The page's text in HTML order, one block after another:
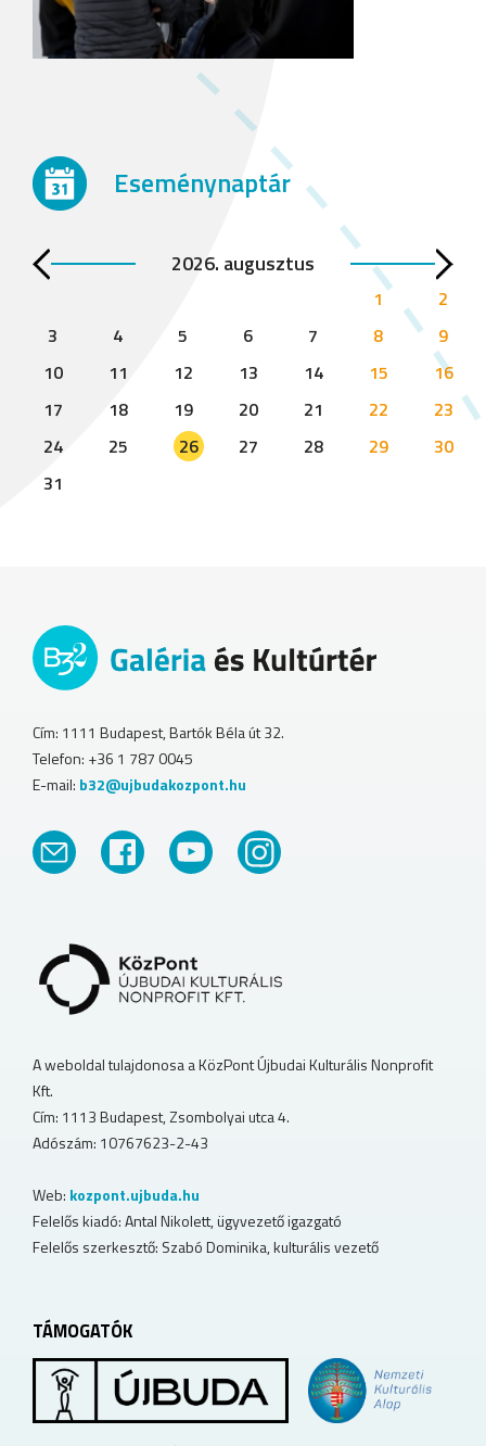
Eseménynaptár
2026. augusztus
1
2
3
4 5 6 7 8
9
10
11 12 13 14 15
16
17
18 19 20 21 22
23
24
25 26 27 28 29
30
31
Cím: 1111 Budapest, Bartók Béla út 32.
Telefon: +36 1 787 0045
E-mail: b32@ujbudakozpont.hu
A weboldal tulajdonosa a KözPont Újbudai Kulturális Nonprofit
Kft.
Cím: 1113 Budapest, Zsombolyai utca 4.
Adószám: 10767623-2-43
Web: kozpont.ujbuda.hu
Felelős kiadó: Antal Nikolett, ügyvezető igazgató
Felelős szerkesztő: Szabó Dominika, kulturális vezető
TÁMOGATÓK